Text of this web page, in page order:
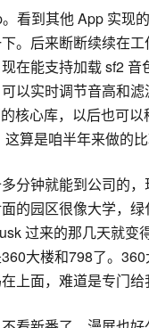
看到其他 App 实现
。后来断断续续在
在能支持加载 sf2
以实时调节音高和
心库，以后也可以
算是咱半年来做的
分钟就能到公司的
的园区很像大学，
过来的那几天就变
大楼和798了。
上面，难道是专门给